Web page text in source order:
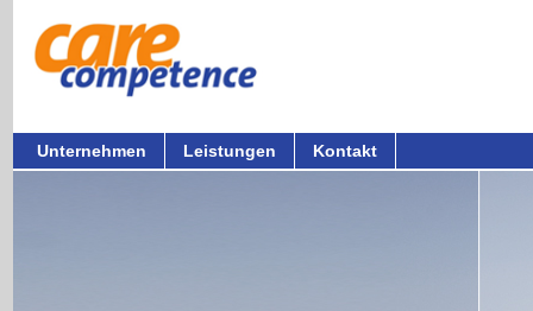
Unternehmen Leistungen Kontakt